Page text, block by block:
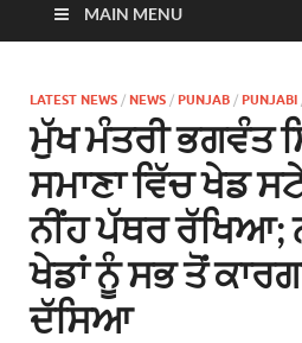
MAIN MENU
LATEST NEWS / NEWS / PUNJAB / PUNJABI
ਮੁੱਖ ਮੰਤਰੀ ਭਗਵੰਤ
ਸਮਾਣਾ ਵਿੱਚ ਖੇਡ
ਨੀਂਹ ਪੱਥਰ ਰੱਖਿਆ;
ਖੇਡਾਂ ਨੂੰ ਸਭ ਤੋਂ
ਦੱਸਿਆ